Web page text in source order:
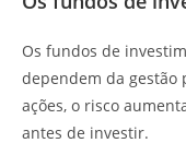
Os fundos de
dependem da gestão
ações, o risco
antes de investir.